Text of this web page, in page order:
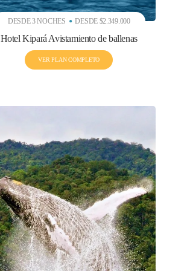
DESDE 3 NOCHES DESDE $2.349.000
Hotel Kipará Avistamiento de ballenas
VER PLAN COMPLETO